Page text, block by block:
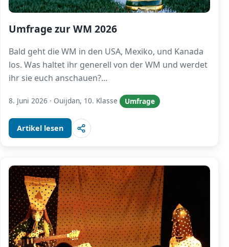
Umfrage zur WM 2026
Bald geht die WM in den USA, Mexiko, und Kanada
los. Was haltet ihr generell von der WM und werdet
ihr sie euch anschauen?...
8. Juni 2026 · Ouijdan, 10. Klasse Umfrage
Artikel lesen